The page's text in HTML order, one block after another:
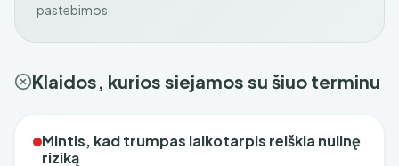
pastebimos.
Klaidos, kurios siejamos su šiuo terminu
Mintis, kad trumpas laikotarpis reiškia nulinę
riziką